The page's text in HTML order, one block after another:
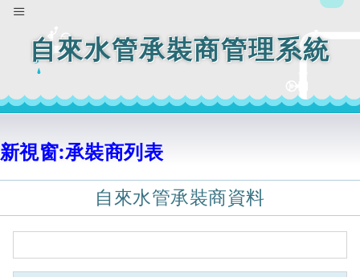
自來水管承裝商管理系統
新視窗:承裝商列表
自來水管承裝商資料